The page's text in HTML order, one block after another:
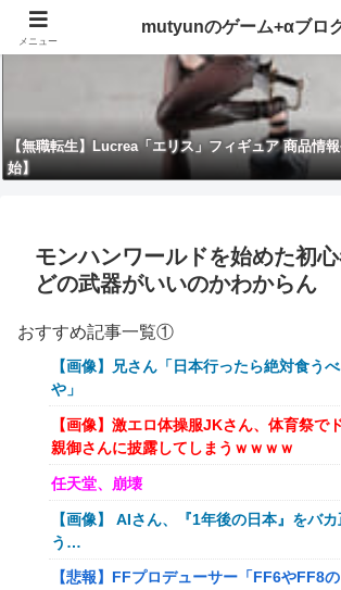
【無職転生】Lucrea「エリス」フィギュア 商品情
始】
モンハンワールドを始めた初
どの武器がいいのかわからん
おすすめ記事一覧①
【画像】兄さん「日本行ったら絶対食う
や」
【画像】激エロ体操服JKさん、体育祭で
親御さんに披露してしまうｗｗｗｗ
任天堂、崩壊
【画像】 AIさん、『1年後の日本』をバ
う…
【悲報】FFプロデューサー「FF6やFF8
メニュー
mutyunのゲーム+αブロ